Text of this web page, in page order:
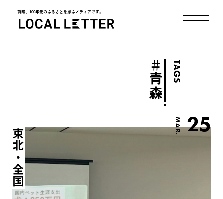
前略、100年先のふるさとを思ふメディアです。
TAGS
＃
青森
MAR. 25
東北・全国